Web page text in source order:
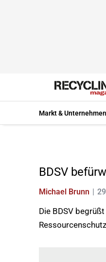
Markt & Unternehmen
BDSV
Michael Brunn
Die BDSV